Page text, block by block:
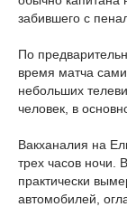
забившего с
По
время матча
небольших
человек, в
Вакханалия на
трех часов ночи.
практически
автомобилей,